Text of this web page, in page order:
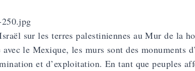
sur les terres palestiniennes au Mur de la
le Mexique, les murs sont des monuments
et d’exploitation. En tant que peuples